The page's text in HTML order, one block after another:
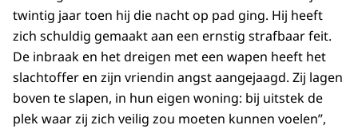
twintig jaar toen hij die nacht op pad ging. Hij heeft
zich schuldig gemaakt aan een ernstig strafbaar feit.
De inbraak en het dreigen met een wapen heeft het
slachtoffer en zijn vriendin angst aangejaagd. Zij lagen
boven te slapen, in hun eigen woning: bij uitstek de
plek waar zij zich veilig zou moeten kunnen voelen”,